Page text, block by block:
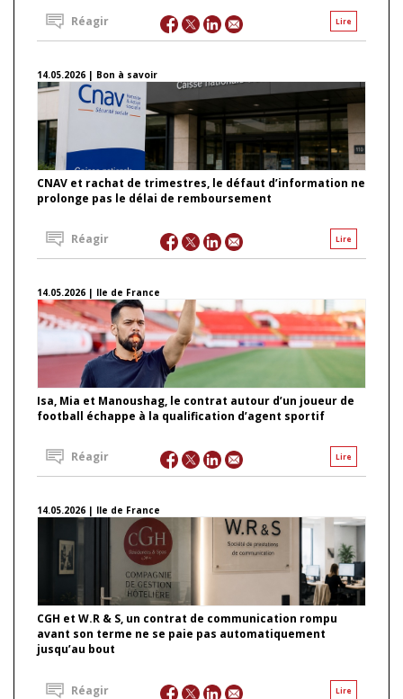
Lire
Réagir
14.05.2026 | Bon à savoir
CNAV et rachat de trimestres, le défaut d’information ne
prolonge pas le délai de remboursement
Lire
Réagir
14.05.2026 | Ile de France
Isa, Mia et Manoushag, le contrat autour d’un joueur de
football échappe à la qualification d’agent sportif
Lire
Réagir
14.05.2026 | Ile de France
CGH et W.R & S, un contrat de communication rompu
avant son terme ne se paie pas automatiquement
jusqu’au bout
Lire
Réagir